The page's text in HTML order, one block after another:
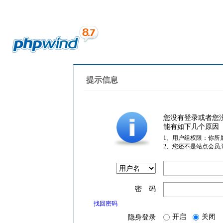
提示信息
您没有登录或者您
能有如下几个原因
1、用户组权限：你所
2、您还不是站点会员
密 码
找回密码
隐身登录 开启 关闭